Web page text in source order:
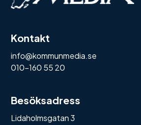
Kontakt
info@kommunmedia.se
010-160 55 20
Besöksadress
Lidaholmsgatan 3